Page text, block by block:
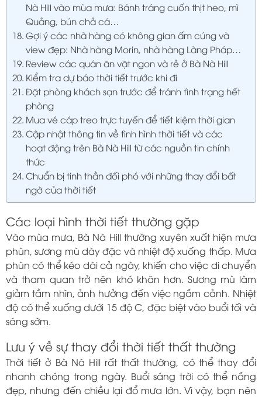
Nà Hill vào mùa mưa: Bánh tráng cuốn thịt heo, mì
Quảng, bún chả cá…
Gợi ý các nhà hàng có không gian ấm cúng và
view đẹp: Nhà hàng Morin, nhà hàng Làng Pháp…
Review các quán ăn vặt ngon và rẻ ở Bà Nà Hill
Kiểm tra dự báo thời tiết trước khi đi
Đặt phòng khách sạn trước để tránh tình trạng hết
phòng
Mua vé cáp treo trực tuyến để tiết kiệm thời gian
Cập nhật thông tin về tình hình thời tiết và các
hoạt động trên Bà Nà Hill từ các nguồn tin chính
thức
Chuẩn bị tinh thần đối phó với những thay đổi bất
ngờ của thời tiết
Các loại hình thời tiết thường gặp
Vào mùa mưa, Bà Nà Hill thường xuyên xuất hiện mưa
phùn, sương mù dày đặc và nhiệt độ xuống thấp. Mưa
phùn có thể kéo dài cả ngày, khiến cho việc di chuyển
và tham quan trở nên khó khăn hơn. Sương mù làm
giảm tầm nhìn, ảnh hưởng đến việc ngắm cảnh. Nhiệt
độ có thể xuống dưới 15 độ C, đặc biệt vào buổi tối và
sáng sớm.
Lưu ý về sự thay đổi thời tiết thất thường
Thời tiết ở Bà Nà Hill rất thất thường, có thể thay đổi
nhanh chóng trong ngày. Buổi sáng trời có thể nắng
đẹp, nhưng đến chiều lại đổ mưa lớn. Vì vậy, bạn nên